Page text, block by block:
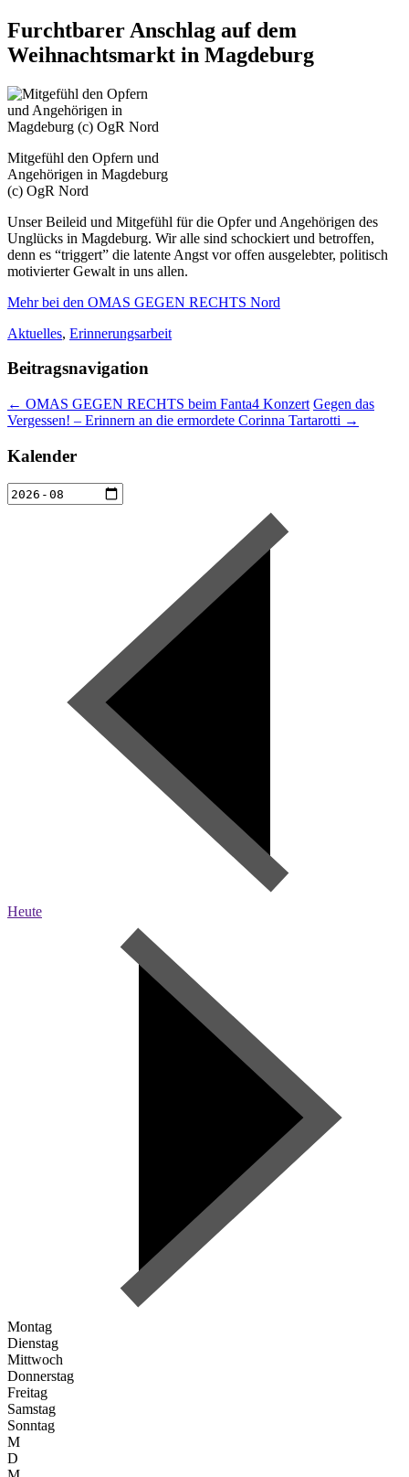
Furchtbarer Anschlag auf dem
Weihnachtsmarkt in Magdeburg
Mitgefühl den Opfern und
Angehörigen in Magdeburg
(c) OgR Nord
Unser Beileid und Mitgefühl für die Opfer und Angehörigen des
Unglücks in Magdeburg. Wir alle sind schockiert und betroffen,
denn es “triggert” die latente Angst vor offen ausgelebter, politisch
motivierter Gewalt in uns allen.
Mehr bei den OMAS GEGEN RECHTS Nord
Aktuelles, Erinnerungsarbeit
Beitragsnavigation
← OMAS GEGEN RECHTS beim Fanta4 Konzert Gegen das
Vergessen! – Erinnern an die ermordete Corinna Tartarotti →
Kalender
Heute
Montag
Dienstag
Mittwoch
Donnerstag
Freitag
Samstag
Sonntag
M
D